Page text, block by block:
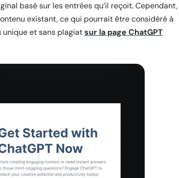
basé sur les entrées qu’il reçoit. Cependant,
existant, ce qui pourrait être considéré à
et sans plagiatsur la page ChatGPT